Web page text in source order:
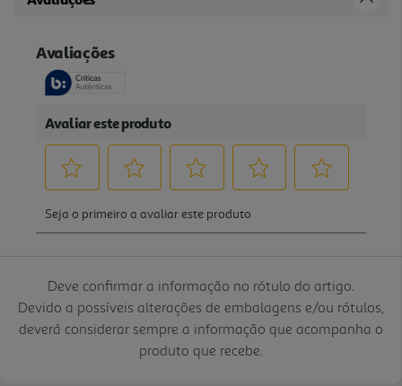
Deve confirmar a informação no rótulo do artigo.
Devido a possíveis alterações de embalagens e/ou rótulos,
deverá considerar sempre a informação que acompanha o
produto que recebe.